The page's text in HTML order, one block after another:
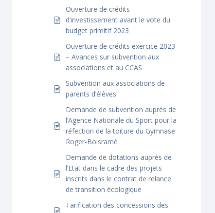
Ouverture de crédits
d’investissement avant le vote du
budget primitif 2023
Ouverture de crédits exercice 2023
– Avances sur subvention aux
associations et au CCAS
Subvention aux associations de
parents d’élèves
Demande de subvention auprès de
l’Agence Nationale du Sport pour la
réfection de la toiture du Gymnase
Roger-Boisramé
Demande de dotations auprès de
l’Etat dans le cadre des projets
inscrits dans le contrat de relance
de transition écologique
Tarification des concessions des